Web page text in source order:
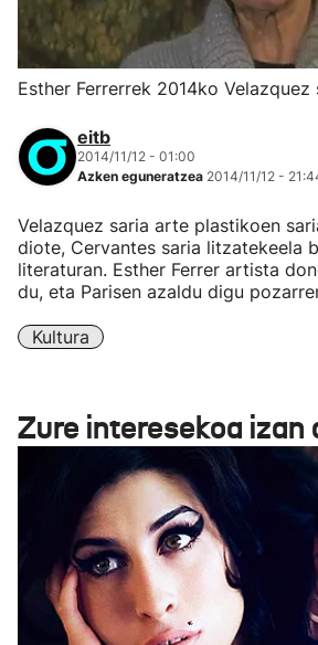
Esther Ferrerrek 2014ko
eitb
2014/11/12 - 01:00
Azken eguneratzea 2014/11/12 -
Velazquez saria arte plastikoen
diote, Cervantes saria litzatekeela
literaturan. Esther Ferrer artista
du, eta Parisen azaldu digu
Kultura
Zure interesekoa izan